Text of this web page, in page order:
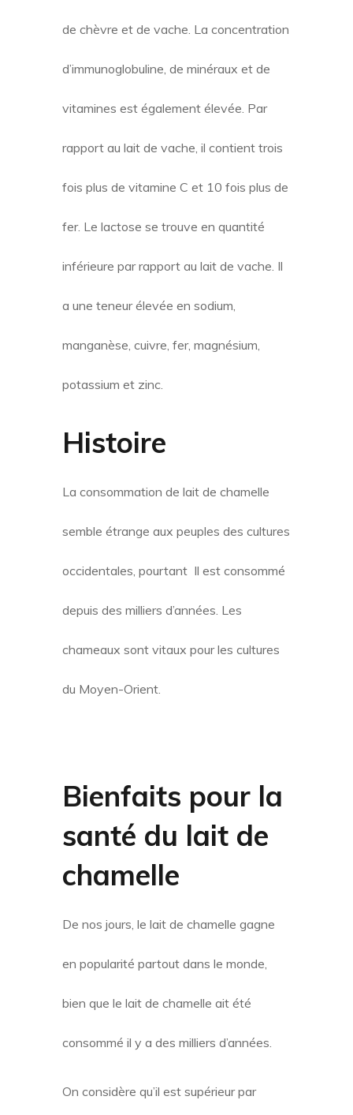
de chèvre et de vache. La concentration
d’immunoglobuline, de minéraux et de
vitamines est également élevée. Par
rapport au lait de vache, il contient trois
fois plus de vitamine C et 10 fois plus de
fer. Le lactose se trouve en quantité
inférieure par rapport au lait de vache. Il
a une teneur élevée en sodium,
manganèse, cuivre, fer, magnésium,
potassium et zinc.
Histoire
La consommation de lait de chamelle
semble étrange aux peuples des cultures
occidentales, pourtant Il est consommé
depuis des milliers d’années. Les
chameaux sont vitaux pour les cultures
du Moyen-Orient.
Bienfaits pour la
santé du lait de
chamelle
De nos jours, le lait de chamelle gagne
en popularité partout dans le monde,
bien que le lait de chamelle ait été
consommé il y a des milliers d’années.
On considère qu’il est supérieur par